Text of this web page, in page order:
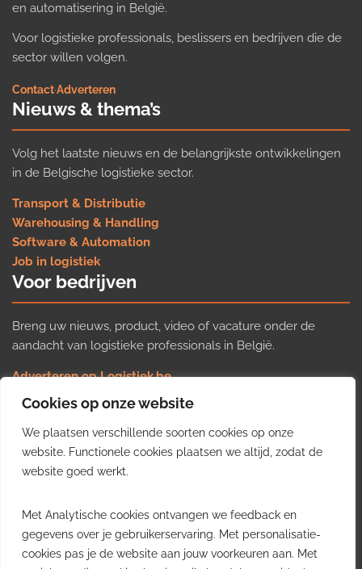
Cookies op onze website
We plaatsen verschillende soorten cookies op onze
website. Functionele cookies plaatsen we altijd, zodat de
website goed werkt.
Met Analytische cookies ontvangen we feedback en
gegevens over je gebruikerservaring. Met personalisatie-
cookies pas je de website aan jouw voorkeuren aan. Met
en automatisering in België.
Voor logistieke professionals, beslissers en bedrijven die de
sector willen volgen.
Contact·Adverteren
Nieuws & thema’s
Volg het laatste nieuws en de belangrijkste ontwikkelingen
in de Belgische logistieke sector.
Transport & Distributie
Warehousing & Handling
Software & Automation
Job in logistiek
Voor bedrijven
Breng uw nieuws, product, video of vacature onder de
aandacht van logistieke professionals in België.
Adverteren op Logistiek.be
Nieuws insturen
Uw video op Logistiek.TV
Job plaatsen
Gratis wekelijkse update
inzichten uit de Belgische logistieke sector in uw inbox.
Ontvang je gratis